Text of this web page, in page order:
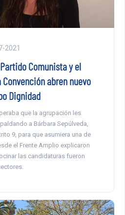
2021
Comunista y el
abren nuevo
Dignidad
que la agrupación les
a Bárbara Sepúlveda,
9, para que asumiera una de
el Frente Amplio explicaron
las candidaturas fueron